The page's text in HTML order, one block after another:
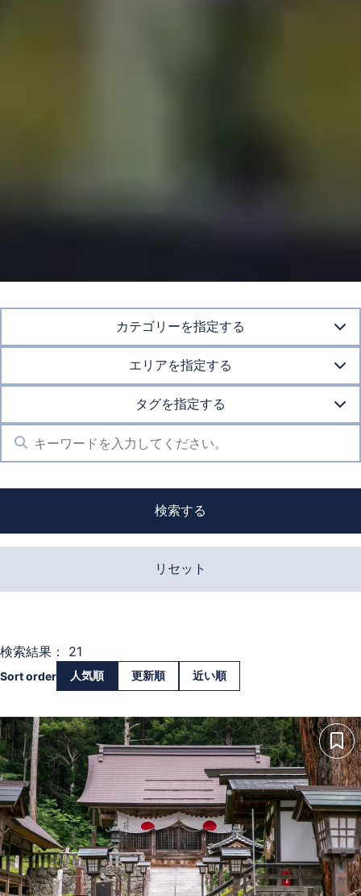
カテゴリーを指定する
エリアを指定する
タグを指定する
検索する
リセット
検索結果： 21
Sort order 人気順 更新順 近い順